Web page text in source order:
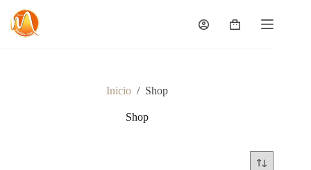
contenido
Carro
Inicio / Shop
Shop